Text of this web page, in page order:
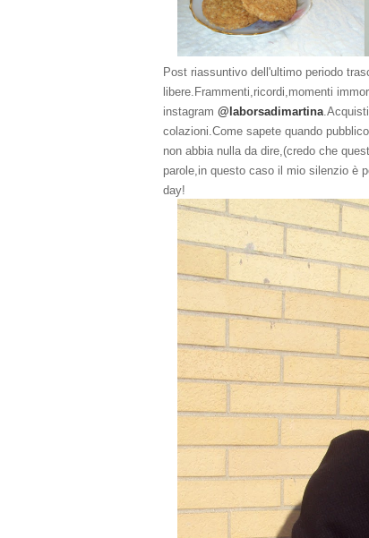
Post riassuntivo dell'ultimo periodo
libere.Frammenti,ricordi,momenti
instagram @laborsadimartina
colazioni.Come sapete quando
non abbia nulla da dire,(credo che
parole,in questo caso il mio silenzio è
day!